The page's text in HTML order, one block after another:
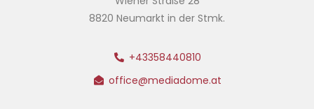
8820 Neumarkt in der Stmk.
+43358440810
office@mediadome.at